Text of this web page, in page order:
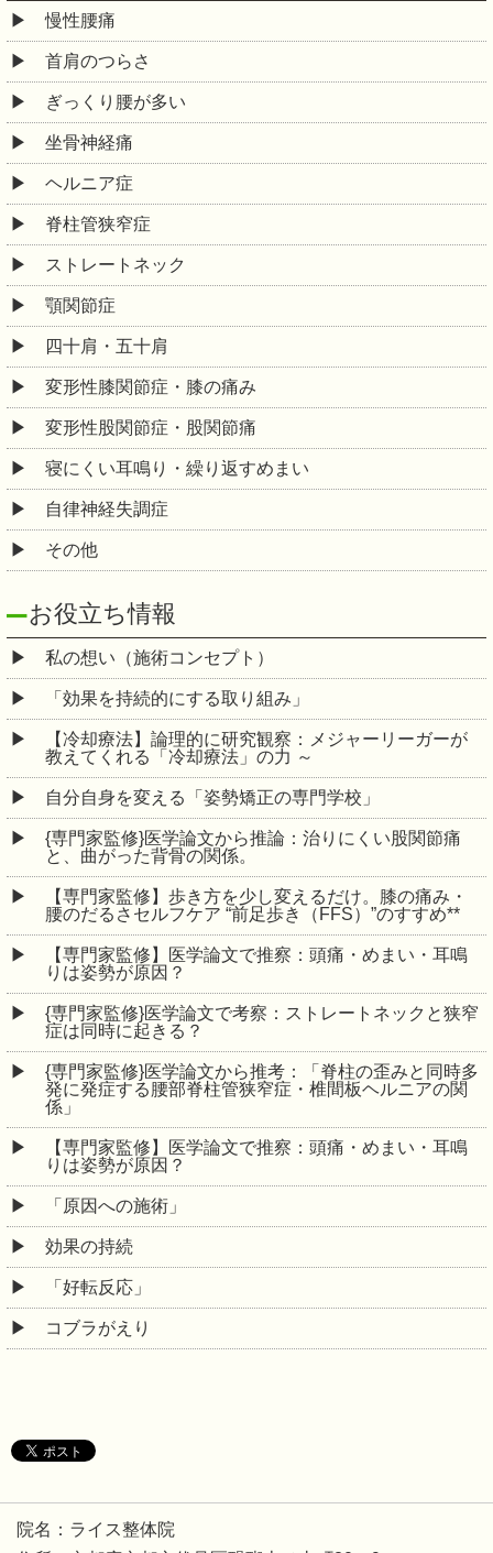
慢性腰痛
首肩のつらさ
ぎっくり腰が多い
坐骨神経痛
ヘルニア症
脊柱管狭窄症
ストレートネック
顎関節症
四十肩・五十肩
変形性膝関節症・膝の痛み
変形性股関節症・股関節痛
寝にくい耳鳴り・繰り返すめまい
自律神経失調症
その他
お役立ち情報
私の想い（施術コンセプト）
「効果を持続的にする取り組み」
【冷却療法】論理的に研究観察：メジャーリーガーが
教えてくれる「冷却療法」の力 ～
自分自身を変える「姿勢矯正の専門学校」
{専門家監修}医学論文から推論：治りにくい股関節痛
と、曲がった背骨の関係。
【専門家監修】歩き方を少し変えるだけ。膝の痛み・
腰のだるさセルフケア “前足歩き（FFS）”のすすめ**
【専門家監修】医学論文で推察：頭痛・めまい・耳鳴
りは姿勢が原因？
{専門家監修}医学論文で考察：ストレートネックと狭窄
症は同時に起きる？
{専門家監修}医学論文から推考：「脊柱の歪みと同時多
発に発症する腰部脊柱管狭窄症・椎間板ヘルニアの関
係」
【専門家監修】医学論文で推察：頭痛・めまい・耳鳴
りは姿勢が原因？
「原因への施術」
効果の持続
「好転反応」
コブラがえり
院名：ライス整体院